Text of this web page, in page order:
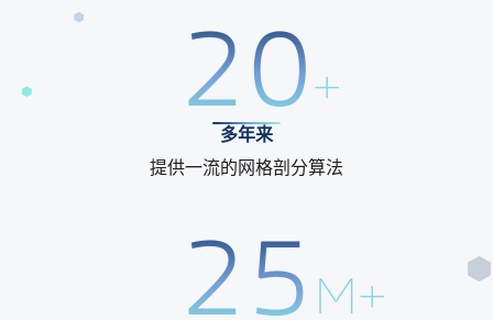
20+
多年来
提供一流的网格剖分算法
25 M+